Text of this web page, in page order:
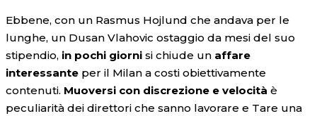
Ebbene, con un Rasmus Hojlund che andava per le
lunghe, un Dusan Vlahovic ostaggio da mesi del suo
stipendio, in pochi giorni si chiude un affare
interessante per il Milan a costi obiettivamente
contenuti. Muoversi con discrezione e velocità è
peculiarità dei direttori che sanno lavorare e Tare una